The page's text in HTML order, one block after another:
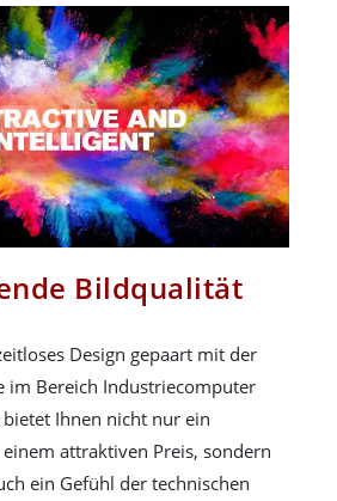
Bildqualität
Design gepaart mit der
im Bereich Industriecomputer
Ihnen nicht nur ein
attraktiven Preis, sondern
ein Gefühl der technischen